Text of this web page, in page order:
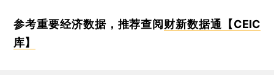
参考重要经济数据，推荐查阅财新数据通【CEIC
库】